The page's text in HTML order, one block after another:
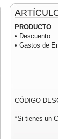
PRODUCTO
• Descuento
• Gastos de
CÓDIGO
*Si tienes un